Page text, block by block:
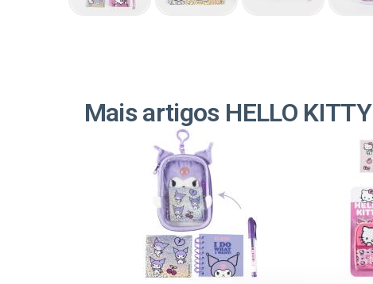
Mais artigos HELLO KITTY